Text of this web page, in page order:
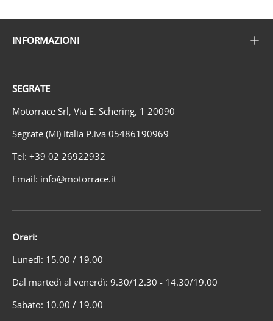
INFORMAZIONI
SEGRATE
Motorrace Srl, Via E. Schering, 1 20090
Segrate (MI) Italia P.iva 05486190969
Tel: +39 02 26922932
Email: info@motorrace.it
Orari:
Lunedì: 15.00 / 19.00
Dal martedì al venerdì: 9.30/12.30 - 14.30/19.00
Sabato: 10.00 / 19.00